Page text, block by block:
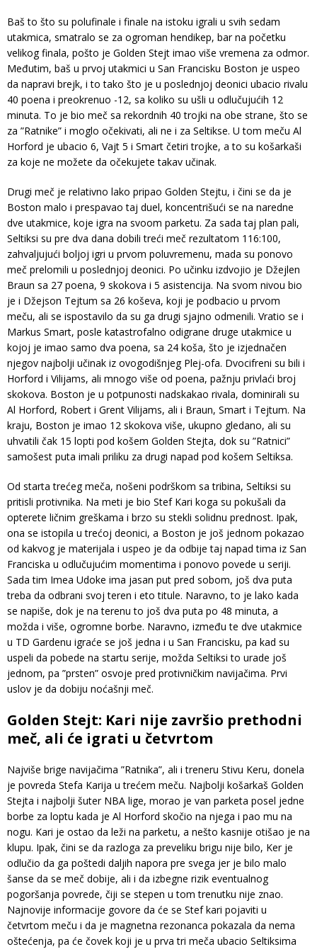
Baš to što su polufinale i finale na istoku igrali u svih sedam
utakmica, smatralo se za ogroman hendikep, bar na početku
velikog finala, pošto je Golden Stejt imao više vremena za odmor.
Međutim, baš u prvoj utakmici u San Francisku Boston je uspeo
da napravi brejk, i to tako što je u poslednjoj deonici ubacio rivalu
40 poena i preokrenuo -12, sa koliko su ušli u odlučujućih 12
minuta. To je bio meč sa rekordnih 40 trojki na obe strane, što se
za ”Ratnike” i moglo očekivati, ali ne i za Seltikse. U tom meču Al
Horford je ubacio 6, Vajt 5 i Smart četiri trojke, a to su košarkaši
za koje ne možete da očekujete takav učinak.
Drugi meč je relativno lako pripao Golden Stejtu, i čini se da je
Boston malo i prespavao taj duel, koncentrišući se na naredne
dve utakmice, koje igra na svoom parketu. Za sada taj plan pali,
Seltiksi su pre dva dana dobili treći meč rezultatom 116:100,
zahvaljujući boljoj igri u prvom poluvremenu, mada su ponovo
meč prelomili u poslednjoj deonici. Po učinku izdvojio je Džejlen
Braun sa 27 poena, 9 skokova i 5 asistencija. Na svom nivou bio
je i Džejson Tejtum sa 26 koševa, koji je podbacio u prvom
meču, ali se ispostavilo da su ga drugi sjajno odmenili. Vratio se i
Markus Smart, posle katastrofalno odigrane druge utakmice u
kojoj je imao samo dva poena, sa 24 koša, što je izjednačen
njegov najbolji učinak iz ovogodišnjeg Plej-ofa. Dvocifreni su bili i
Horford i Vilijams, ali mnogo više od poena, pažnju privlaći broj
skokova. Boston je u potpunosti nadskakao rivala, dominirali su
Al Horford, Robert i Grent Vilijams, ali i Braun, Smart i Tejtum. Na
kraju, Boston je imao 12 skokova više, ukupno gledano, ali su
uhvatili čak 15 lopti pod košem Golden Stejta, dok su ”Ratnici”
samošest puta imali priliku za drugi napad pod košem Seltiksa.
Od starta trećeg meča, nošeni podrškom sa tribina, Seltiksi su
pritisli protivnika. Na meti je bio Stef Kari koga su pokušali da
opterete ličnim greškama i brzo su stekli solidnu prednost. Ipak,
ona se istopila u trećoj deonici, a Boston je još jednom pokazao
od kakvog je materijala i uspeo je da odbije taj napad tima iz San
Franciska u odlučujućim momentima i ponovo povede u seriji.
Sada tim Imea Udoke ima jasan put pred sobom, još dva puta
treba da odbrani svoj teren i eto titule. Naravno, to je lako kada
se napiše, dok je na terenu to još dva puta po 48 minuta, a
možda i više, ogromne borbe. Naravno, između te dve utakmice
u TD Gardenu igraće se još jedna i u San Francisku, pa kad su
uspeli da pobede na startu serije, možda Seltiksi to urade još
jednom, pa ”prsten” osvoje pred protivničkim navijačima. Prvi
uslov je da dobiju noćašnji meč.
Golden Stejt: Kari nije završio prethodni
meč, ali će igrati u četvrtom
Najviše brige navijačima ”Ratnika”, ali i treneru Stivu Keru, donela
je povreda Stefa Karija u trećem meču. Najbolji košarkaš Golden
Stejta i najbolji šuter NBA lige, morao je van parketa posel jedne
borbe za loptu kada je Al Horford skočio na njega i pao mu na
nogu. Kari je ostao da leži na parketu, a nešto kasnije otišao je na
klupu. Ipak, čini se da razloga za preveliku brigu nije bilo, Ker je
odlučio da ga poštedi daljih napora pre svega jer je bilo malo
šanse da se meč dobije, ali i da izbegne rizik eventualnog
pogoršanja povrede, čiji se stepen u tom trenutku nije znao.
Najnovije informacije govore da će se Stef kari pojaviti u
četvrtom meču i da je magnetna rezonanca pokazala da nema
oštećenja, pa će čovek koji je u prva tri meča ubacio Seltiksima